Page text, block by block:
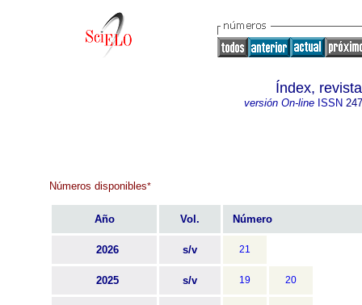
Índex,
versión On-lineISSN
Números disponibles*
Año Vol. Número
2026 s/v 21
2025 s/v 19 20